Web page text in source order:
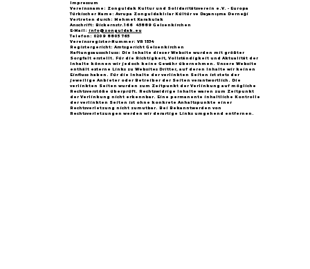
Impressum
Vereinsname: Zonguldak Kultur und Solidaritätsverein e.V. - Europa
Türkischer Name: Avrupa Zonguldaklılar Kültür ve Dayanışma Derneği
Vertreten durch: Mehmet Karakulak
Anschrift: Bickernstr.166 45889 Gelsenkirchen
E-Mail: info@zonguldak.eu
Telefon: 0209 8805 765
Vereinsregister-Nummer: VR 1534
Registergericht: Amtsgericht Gelsenkirchen
Haftungsausschluss: Die Inhalte dieser Website wurden mit größter
Sorgfalt erstellt. Für die Richtigkeit, Vollständigkeit und Aktualität der
Inhalte können wir jedoch keine Gewähr übernehmen. Unsere Website
enthält externe Links zu Websites Dritter, auf deren Inhalte wir keinen
Einfluss haben. Für die Inhalte der verlinkten Seiten ist stets der
jeweilige Anbieter oder Betreiber der Seiten verantwortlich. Die
verlinkten Seiten wurden zum Zeitpunkt der Verlinkung auf mögliche
Rechtsverstöße überprüft. Rechtswidrige Inhalte waren zum Zeitpunkt
der Verlinkung nicht erkennbar. Eine permanente inhaltliche Kontrolle
der verlinkten Seiten ist ohne konkrete Anhaltspunkte einer
Rechtsverletzung nicht zumutbar. Bei Bekanntwerden von
Rechtsverletzungen werden wir derartige Links umgehend entfernen.